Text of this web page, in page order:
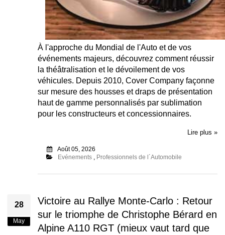
À l'approche du Mondial de l'Auto et de vos
événements majeurs, découvrez comment réussir
la théâtralisation et le dévoilement de vos
véhicules. Depuis 2010, Cover Company façonne
sur mesure des housses et draps de présentation
haut de gamme personnalisés par sublimation
pour les constructeurs et concessionnaires.
Lire plus »
Août 05, 2026
Evénements, Professionnels de l´Automobile
28
May
Victoire au Rallye Monte-Carlo : Retour
sur le triomphe de Christophe Bérard en
Alpine A110 RGT (mieux vaut tard que